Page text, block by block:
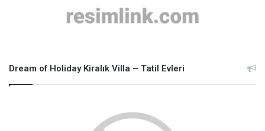
Dream of Holiday Kiralık Villa – Tatil Evleri